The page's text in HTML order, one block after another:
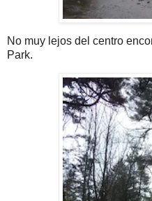
No muy lejos del centro
Park.